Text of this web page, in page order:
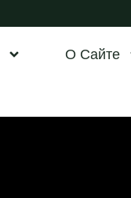
О Сайте